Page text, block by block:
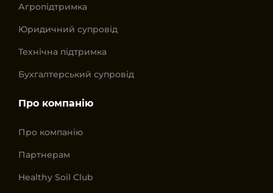
Агропідтримка
Юридичний супровід
Технічна підтримка
Бухгалтерський супровід
Про компанію
Про компанію
Партнерам
Healthy Soil Club